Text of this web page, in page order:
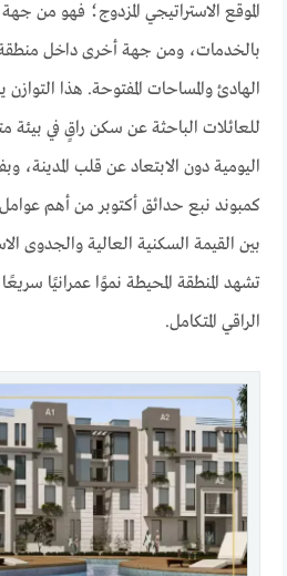
الموقع الاستراتيجي المزدوج؛ فهو من
بالخدمات، ومن جهة أخرى داخل منطقة
الهادئ والمساحات المفتوحة. هذا التوازن
للعائلات الباحثة عن سكن راقٍ في بيئة
اليومية دون الابتعاد عن قلب المدينة،
كمبوند نبع حدائق أكتوبر من أهم
بين القيمة السكنية العالية والجدوى
تشهد المنطقة المحيطة نموًا عمرانيًا
الراقي المتكامل.